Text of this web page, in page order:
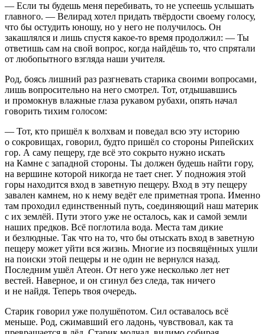
— Если ты будешь меня перебивать, то не успеешь услышать
главного. — Велирад хотел придать твёрдости своему голосу,
что бы остудить юношу, но у него не получилось. Он
закашлялся и лишь спустя какое-то время продолжил: — Ты
ответишь сам на свой вопрос, когда найдёшь то, что спрятали
от любопытного взгляда наши учителя.
Род, боясь лишний раз разгневать старика своими вопросами,
лишь вопросительно на него смотрел. Тот, отдышавшись
и промокнув влажные глаза рукавом рубахи, опять начал
говорить тихим голосом:
— Тот, кто пришёл к волхвам и поведал всю эту историю
о сокровищах, говорил, будто пришёл со стороны Рипейских
гор. А саму пещеру, где всё это сокрыто нужно искать
на Камне с западной стороны. Ты должен будешь найти гору,
на вершине которой никогда не тает снег. У подножия этой
горы находится вход в заветную пещеру. Вход в эту пещеру
завален камнем, но к нему ведёт еле приметная тропа. Именно
там проходил единственный путь, соединяющий наш материк
с их землёй. Пути этого уже не осталось, как и самой земли
наших предков. Всё поглотила вода. Места там дикие
и безлюдные. Так что на то, что бы отыскать вход в заветную
пещеру может уйти вся жизнь. Многие из посвящённых ушли
на поиски этой пещеры и не один не вернулся назад.
Последним ушёл Атеон. От него уже несколько лет нет
вестей. Наверное, и он сгинул без следа, так ничего
и не найдя. Теперь твоя очередь.
Старик говорил уже полушёпотом. Сил оставалось всё
меньше. Род, сжимавший его ладонь, чувствовал, как та